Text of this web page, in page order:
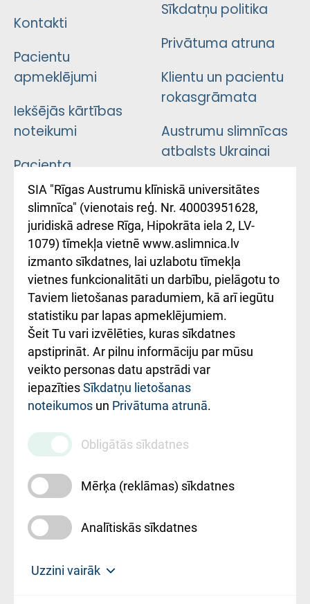
Kontakti
Pacientu
apmeklējumi
Iekšējās kārtības
noteikumi
Pacienta
atsauksmju/sūdzību
iesniegšanas
kārtība
Kā pie mums nokļūt
Rēķinu apmaksas
ceļvedis
Rekvizīti un
ārstniecības
iestādes kods
010000234
Maksas
pakalpojumu
cenrādis
Sīkdatņu politika
Privātuma atruna
Klientu un pacientu
rokasgrāmata
Austrumu slimnīcas
atbalsts Ukrainai
Підтримка Східної
лікарні та співпраця з
Україною
SIA "Rīgas Austrumu klīniskā universitātes
slimnīca" (vienotais reģ. Nr. 40003951628,
juridiskā adrese Rīga, Hipokrāta iela 2, LV-
1079) tīmekļa vietnē www.aslimnica.lv
izmanto sīkdatnes, lai uzlabotu tīmekļa
vietnes funkcionalitāti un darbību, pielāgotu to
Taviem lietošanas paradumiem, kā arī iegūtu
statistiku par lapas apmeklējumiem.
Šeit Tu vari izvēlēties, kuras sīkdatnes
apstiprināt. Ar pilnu informāciju par mūsu
veikto personas datu apstrādi var
iepazītiesSīkdatņu lietošanas
noteikumos un Privātuma atrunā.
Obligātās sīkdatnes
Mērķa (reklāmas) sīkdatnes
Analītiskās sīkdatnes
Uzzini vairāk